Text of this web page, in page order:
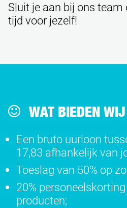
Sluit je aan bij ons
tijd voor jezelf!
WAT BIEDEN
Een bruto uurloon
17,83 afhankelijk van
Toeslag van 50% op
20%
producten;